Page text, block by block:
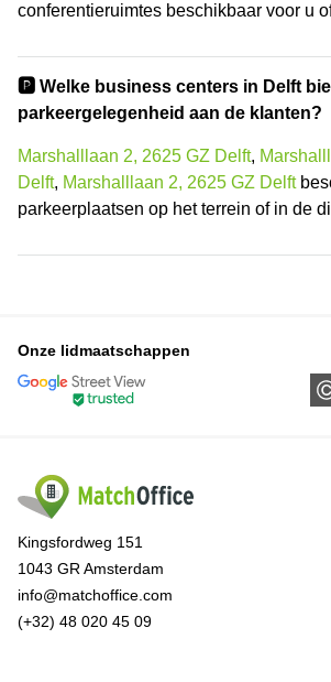
conferentieruimtes beschikbaar voor u
🅿️ Welke business centers in Delft
parkeergelegenheid aan de klanten?
Marshalllaan 2, 2625 GZ Delft,
Delft, Marshalllaan 2, 2625 GZ Delft
parkeerplaatsen op het terrein of in de
Onze lidmaatschappen
Kingsfordweg 151
1043 GR Amsterdam
info@matchoffice.com
(+32) 48 020 45 09